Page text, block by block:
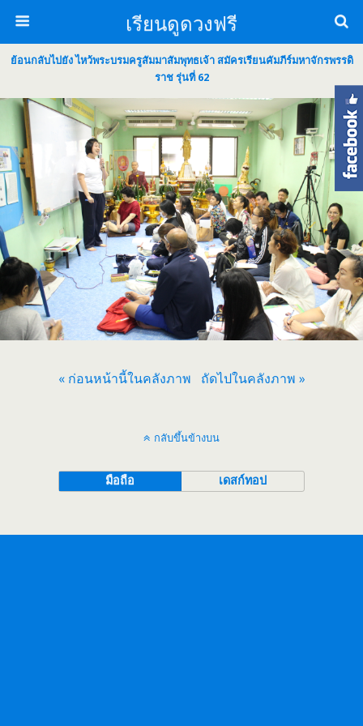
เรียนดูดวงฟรี
ย้อนกลับไปยัง ไหว้พระบรมครูสัมมาสัมพุทธเจ้า สมัครเรียนคัมภีร์มหาจักรพรรดิ
ราช รุ่นที่ 62
« ก่อนหน้านี้ในคลังภาพ ถัดไปในคลังภาพ »
กลับขึ้นข้างบน
มือถือ เดสก์ทอป